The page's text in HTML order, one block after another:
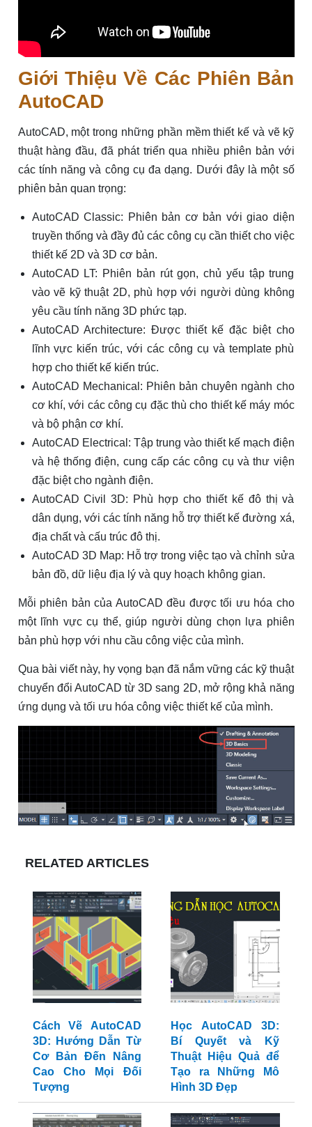
Giới Thiệu Về Các Phiên Bản
AutoCAD
AutoCAD, một trong những phần mềm thiết kế và vẽ kỹ
thuật hàng đầu, đã phát triển qua nhiều phiên bản với
các tính năng và công cụ đa dạng. Dưới đây là một số
phiên bản quan trọng:
AutoCAD Classic: Phiên bản cơ bản với giao diện
truyền thống và đầy đủ các công cụ cần thiết cho việc
thiết kế 2D và 3D cơ bản.
AutoCAD LT: Phiên bản rút gọn, chủ yếu tập trung
vào vẽ kỹ thuật 2D, phù hợp với người dùng không
yêu cầu tính năng 3D phức tạp.
AutoCAD Architecture: Được thiết kế đặc biệt cho
lĩnh vực kiến trúc, với các công cụ và template phù
hợp cho thiết kế kiến trúc.
AutoCAD Mechanical: Phiên bản chuyên ngành cho
cơ khí, với các công cụ đặc thù cho thiết kế máy móc
và bộ phận cơ khí.
AutoCAD Electrical: Tập trung vào thiết kế mạch điện
và hệ thống điện, cung cấp các công cụ và thư viện
đặc biệt cho ngành điện.
AutoCAD Civil 3D: Phù hợp cho thiết kế đô thị và
dân dụng, với các tính năng hỗ trợ thiết kế đường xá,
địa chất và cấu trúc đô thị.
AutoCAD 3D Map: Hỗ trợ trong việc tạo và chỉnh sửa
bản đồ, dữ liệu địa lý và quy hoạch không gian.
Mỗi phiên bản của AutoCAD đều được tối ưu hóa cho
một lĩnh vực cụ thể, giúp người dùng chọn lựa phiên
bản phù hợp với nhu cầu công việc của mình.
Qua bài viết này, hy vọng bạn đã nắm vững các kỹ thuật
chuyển đổi AutoCAD từ 3D sang 2D, mở rộng khả năng
ứng dụng và tối ưu hóa công việc thiết kế của mình.
RELATED ARTICLES
Cách Vẽ AutoCAD
3D: Hướng Dẫn Từ
Cơ Bản Đến Nâng
Cao Cho Mọi Đối
Tượng
Học AutoCAD 3D:
Bí Quyết và Kỹ
Thuật Hiệu Quả để
Tạo ra Những Mô
Hình 3D Đẹp